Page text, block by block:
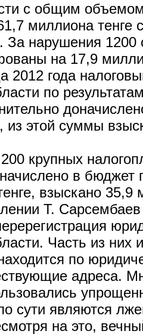
с общим
миллиона тенге
За нарушения 1200
на 17,9
2012 года
по
из этой суммы
крупных
в бюджет
взыскано 35,9
Т. Сарсембаев
Часть из них
по
адреса.
сути являются
на это,